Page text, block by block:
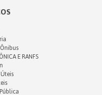
E RANFS